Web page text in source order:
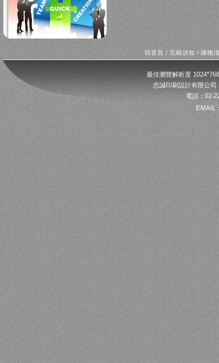
回首頁 /完稿須知 /購物
最佳瀏覽解析度
忠誠印刷設計有限公
電話：02-
EMAIL